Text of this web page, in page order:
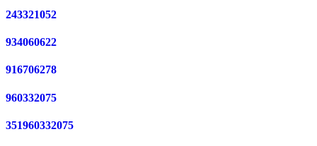
243321052
934060622
916706278
960332075
351960332075